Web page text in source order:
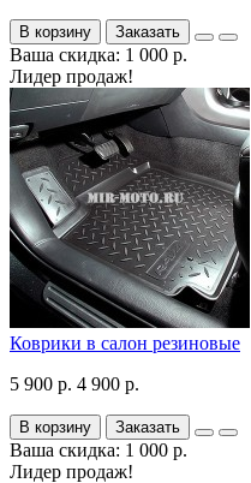
В корзину Заказать
Ваша скидка: 1 000 р.
Лидер продаж!
Коврики в салон резиновые
5 900 р. 4 900 р.
В корзину Заказать
Ваша скидка: 1 000 р.
Лидер продаж!